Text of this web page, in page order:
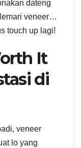
dateng
veneer…
touch up lagi!
It
di
veneer
lo yang